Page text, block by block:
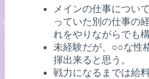
メインの仕事につい
っていた別の仕事の
れをやりながらでも
未経験だが、○○な性
揮出来ると思う。
戦力になるまでは給